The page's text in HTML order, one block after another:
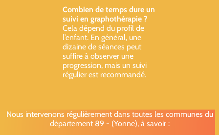
Combien de temps dure un
suivi en graphothérapie ?
Cela dépend du profil de
l’enfant. En général, une
dizaine de séances peut
suffire à observer une
progression, mais un suivi
régulier est recommandé.
Nous intervenons régulièrement dans toutes les communes du
département 89 - (Yonne), à savoir :